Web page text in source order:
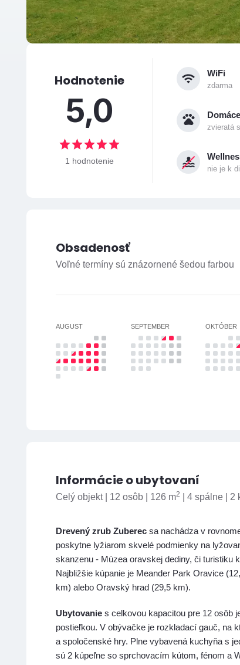
Hodnotenie
5,0
1 hodnotenie
WiFi
zdarma
zvieratá
nie je k
Obsadenosť
Voľné termíny sú znázornené šedou farbou
AUGUST SEPTEMBER OKTÓBER
Informácie o ubytovaní
Celý objekt | 12 osôb | 126 m2 | 4 spálne | 2
Drevený zrub Zuberec sa nachádza v
poskytne lyžiarom skvelé podmienky na
skanzenu - Múzea oravskej dediny, či turistiku
Najbližšie kúpanie je Meander Park Oravice
km) alebo Oravský hrad (29,5 km).
Ubytovanie s celkovou kapacitou pre 12 osôb
postieľkou. V obývačke je rozkladací gauč, na
a spoločenské hry. Plne vybavená kuchyňa s
sú 2 kúpeľne so sprchovacím kútom, fénom a